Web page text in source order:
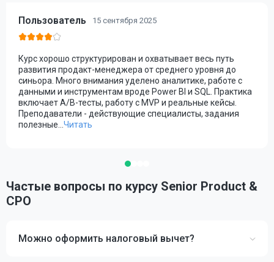
Пользователь 15 сентября 2025
Курс хорошо структурирован и охватывает весь путь
развития продакт-менеджера от среднего уровня до
синьора. Много внимания уделено аналитике, работе с
данными и инструментам вроде Power BI и SQL. Практика
включает A/B-тесты, работу с MVP и реальные кейсы.
Преподаватели - действующие специалисты, задания
полезные.
Читать
Частые вопросы по курсу Senior Product &
CPO
Можно оформить налоговый вычет?